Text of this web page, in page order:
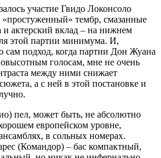
участие Гвидо Локонсоло
«простуженный» тембр, смазанные
актерский вклад – на нижнем
этой партии минимума. И,
сам подход, когда партии Дон Жуана
голосам, мне не очень
между ними снижает
а с ней в этой постановке и
пел, может быть, не абсолютно
европейском уровне,
в сольных номерах.
(Командор) – бас компактный,